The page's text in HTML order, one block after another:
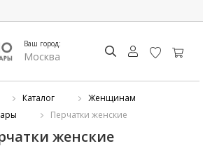
Ваш город:
Москва
Каталог
Женщинам
Перчатки женские
женские